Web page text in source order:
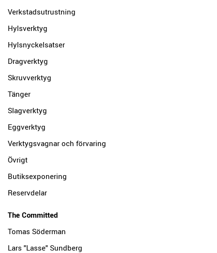
Verkstadsutrustning
Hylsverktyg
Hylsnyckelsatser
Dragverktyg
Skruvverktyg
Tänger
Slagverktyg
Eggverktyg
Verktygsvagnar och förvaring
Övrigt
Butiksexponering
Reservdelar
The Committed
Tomas Söderman
Lars "Lasse" Sundberg